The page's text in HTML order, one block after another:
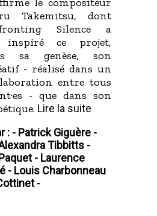
Takemitsu, dont
Silence a
inspiré ce projet,
sa genèse, son
- réalisé dans un
entre tous
- que dans son
Lire la suite
: - Patrick Giguère -
Tibbitts -
- Laurence
- Louis Charbonneau
-